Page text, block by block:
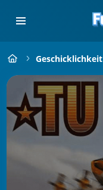
Geschicklichkeit